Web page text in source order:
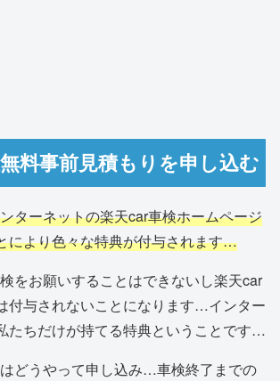
料事前見積もりを申し込む
ターネットの楽天car車検ホームページ
により色々な特典が付与されます…
をお願いすることはできないし楽天car
付与されないことになります…インター
たちだけが持てる特典ということです…
どうやって申し込み…車検終了までの